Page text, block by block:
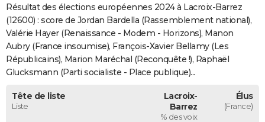
S'inscrire
Se connecter
Lycées
Collèges
Primaires
Universités
Entreprises
Service militaire
Avis de recherche
AVIS DE DÉCÈS
FORUM
Bricolage
Lifestyle
Culture
SportAuto
Television
Voyage
Cinema
Résultat des élections européennes 2024 à Lacroix-Barrez
(12600) : score de Jordan Bardella (Rassemblement national),
Valérie Hayer (Renaissance - Modem - Horizons), Manon
Aubry (France insoumise), François-Xavier Bellamy (Les
Républicains), Marion Maréchal (Reconquête !), Raphaël
Glucksmann (Parti socialiste - Place publique)...
Tête de liste
Liste
Lacroix-
Barrez
% des voix
Élus
(France)